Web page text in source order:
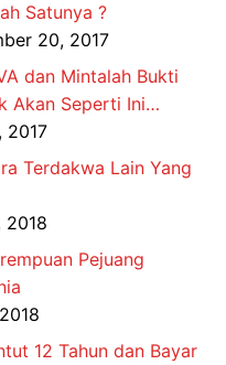
Satunya ?
20, 2017
dan Mintalah Bukti
Akan Seperti Ini…
2017
Terdakwa Lain Yang
2018
Pejuang
12 Tahun dan Bayar